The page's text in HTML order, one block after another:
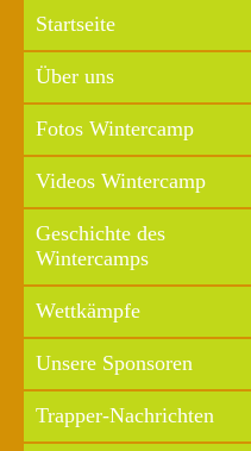
Startseite
Über uns
Fotos Wintercamp
Videos Wintercamp
Geschichte des
Wintercamps
Wettkämpfe
Unsere Sponsoren
Trapper-Nachrichten